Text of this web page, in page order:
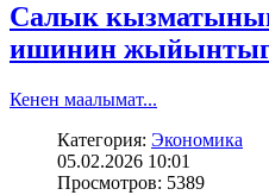
Салык
ишинин
Кенен маалымат...
Категория: Экономика
05.02.2026 10:01
Просмотров: 5389